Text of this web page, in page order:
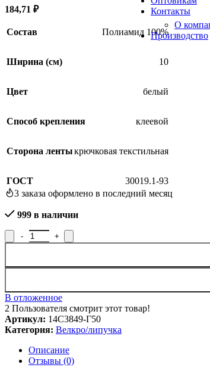
Контакты
О
Производство
184,71 ₽
Состав Полиамид 100%
Ширина (см) 10
Цвет белый
Способ крепления клеевой
Сторона лентыкрючковая текстильная
ГОСТ
30019.1-93
3 заказа оформлено в последний месяц
999 в наличии
Количество товара Лента крючковая с липким
В отложенное
2 Пользователя смотрит этот товар!
Артикул: 14С3849-Г50
Категория: Велкро/липучка
Описание
Отзывы (0)